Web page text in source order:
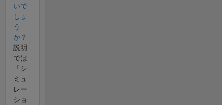
い​で
しょ
う
か？
説明
では
「シ
ミュ
レー
ショ